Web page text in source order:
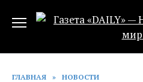
ГЛАВНАЯ » НОВОСТИ